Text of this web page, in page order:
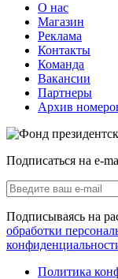
О нас
Магазин
Реклама
Контакты
Команда
Вакансии
Партнеры
Архив
Подписаться на e-
Подписываясь на
обработки
Политика